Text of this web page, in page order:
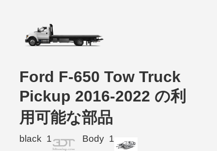
Ford F-650 Tow Truck
Pickup 2016-2022 の利
用可能な部品
black 1 Body 1